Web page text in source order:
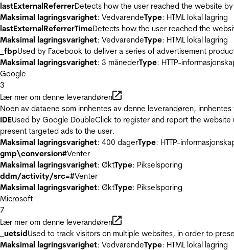
lastExternalReferrerDetects how the user reached the website
Maksimal lagringsvarighet: VedvarendeType: HTML lokal lagring
lastExternalReferrerTimeDetects how the user reached the
Maksimal lagringsvarighet: VedvarendeType: HTML lokal lagring
_fbpUsed by Facebook to deliver a series of advertisement
Maksimal lagringsvarighet: 3 månederType: HTTP-
Google
3
Lær mer om denne leverandøren
Noen av dataene som innhentes av denne leverandøren,
IDEUsed by Google DoubleClick to register and report the
present targeted ads to the user.
Maksimal lagringsvarighet: 400 dagerType: HTTP-
gmp\conversion#Venter
Maksimal lagringsvarighet: ØktType: Pikselsporing
ddm/activity/src=#Venter
Maksimal lagringsvarighet: ØktType: Pikselsporing
Microsoft
7
Lær mer om denne leverandøren
_uetsidUsed to track visitors on multiple websites, in order to
Maksimal lagringsvarighet: VedvarendeType: HTML lokal lagring